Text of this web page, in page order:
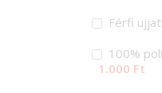
Férfi
100%
1.000 Ft